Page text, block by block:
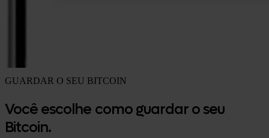
GUARDAR O SEU BITCOIN
Você escolhe como guardar o seu
Bitcoin.